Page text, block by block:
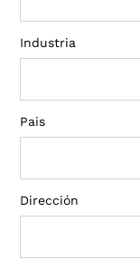
Industria
Pais
Dirección